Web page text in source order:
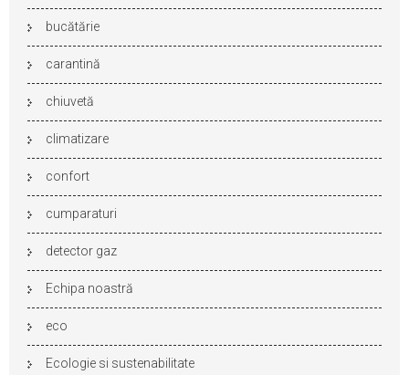
bucătărie
carantină
chiuvetă
climatizare
confort
cumparaturi
detector gaz
Echipa noastră
eco
Ecologie si sustenabilitate